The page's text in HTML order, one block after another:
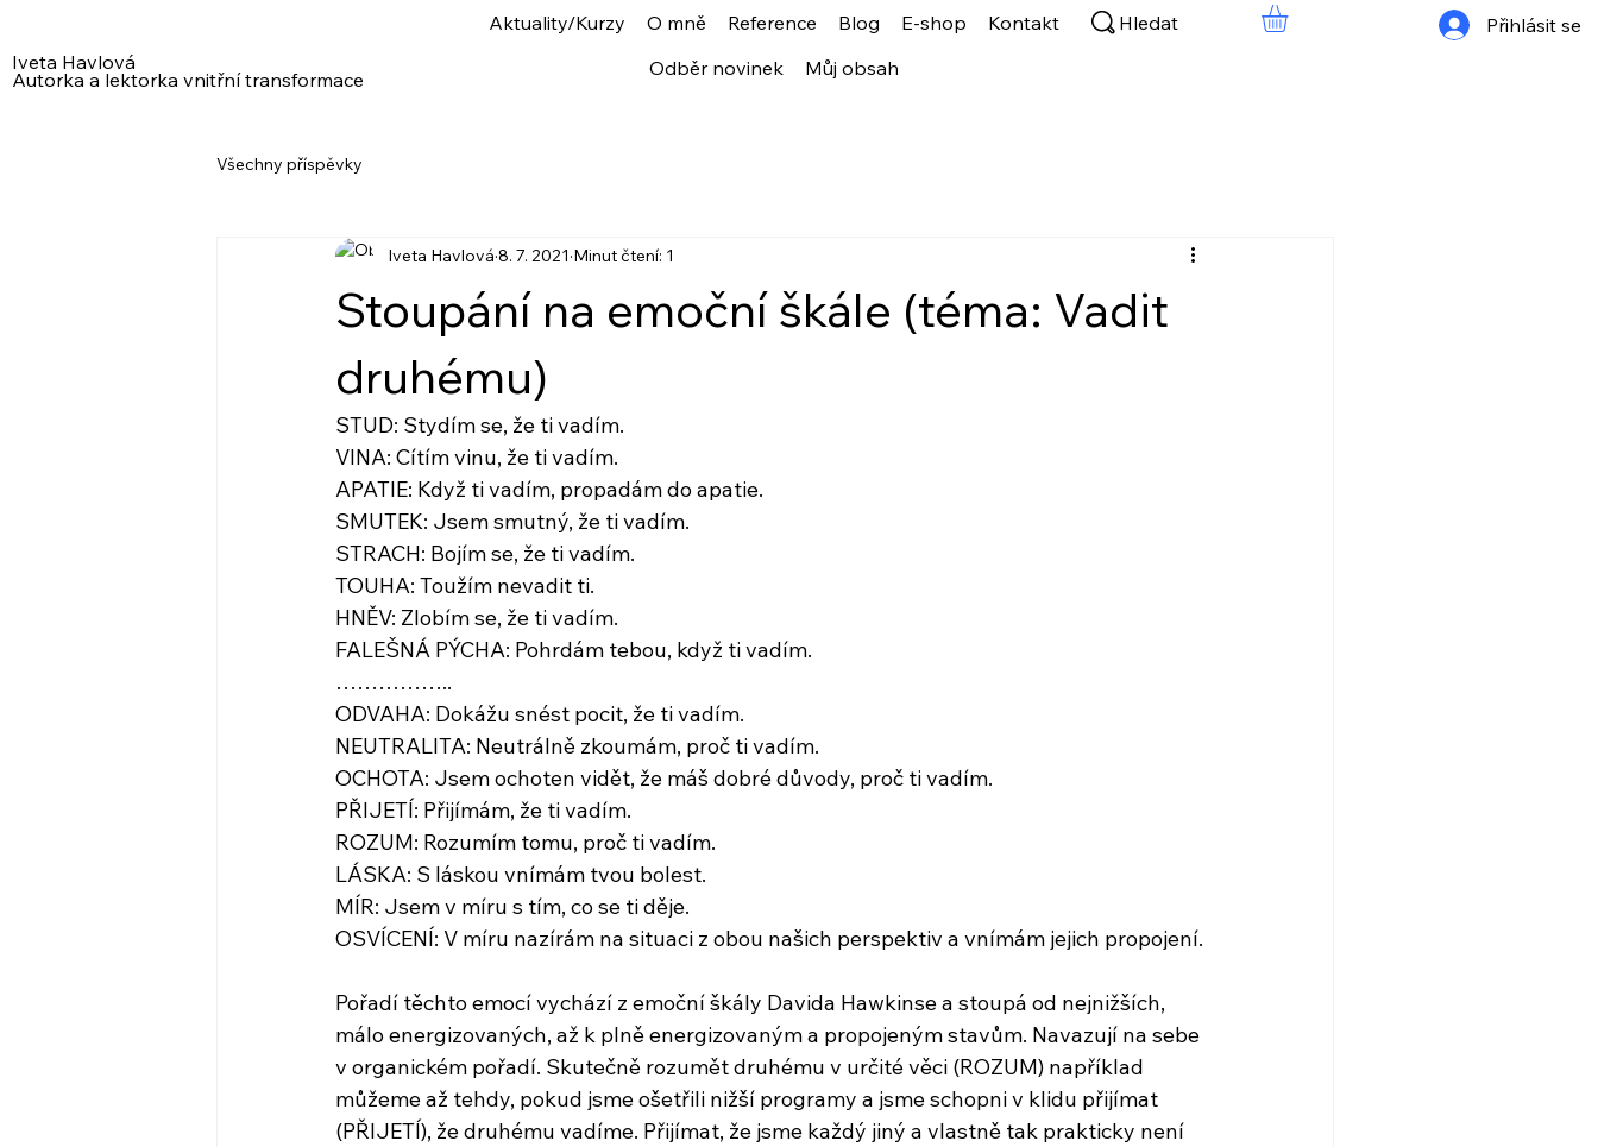
Iveta Havlová
Autorka a lektorka vnitřní transformace
Aktuality/Kurzy O mně Reference Blog E-shop
Kontakt
Odběr novinek
Můj obsah
Přihlásit se
Hledat
Všechny příspěvky
Stoupání na emoční škále (téma: Vadit
druhému)
Iveta Havlová 8. 7. 2021 Minut čtení: 1
STUD: Stydím se, že ti vadím.
VINA: Cítím vinu, že ti vadím.
APATIE: Když ti vadím, propadám do apatie.
SMUTEK: Jsem smutný, že ti vadím.
STRACH: Bojím se, že ti vadím.
TOUHA: Toužím nevadit ti.
HNĚV: Zlobím se, že ti vadím.
FALEŠNÁ PÝCHA: Pohrdám tebou, když ti vadím.
……………..
ODVAHA: Dokážu snést pocit, že ti vadím.
NEUTRALITA: Neutrálně zkoumám, proč ti vadím.
OCHOTA: Jsem ochoten vidět, že máš dobré důvody, proč ti vadím.
PŘIJETÍ: Přijímám, že ti vadím.
ROZUM: Rozumím tomu, proč ti vadím.
LÁSKA: S láskou vnímám tvou bolest.
MÍR: Jsem v míru s tím, co se ti děje.
OSVÍCENÍ: V míru nazírám na situaci z obou našich perspektiv a vnímám jejich propojení.
Pořadí těchto emocí vychází z emoční škály Davida Hawkinse a stoupá od nejnižších,
málo energizovaných, až k plně energizovaným a propojeným stavům. Navazují na sebe
v organickém pořadí. Skutečně rozumět druhému v určité věci (ROZUM) například
můžeme až tehdy, pokud jsme ošetřili nižší programy a jsme schopni v klidu přijímat
(PŘIJETÍ), že druhému vadíme. Přijímat, že jsme každý jiný a vlastně tak prakticky není